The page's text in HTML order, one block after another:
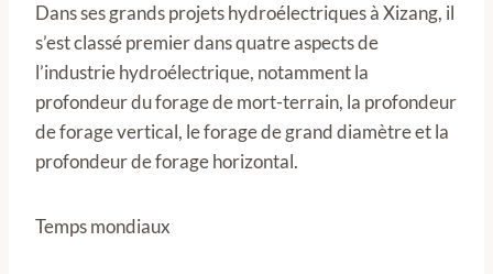
Dans ses grands projets hydroélectriques à Xizang, il
s’est classé premier dans quatre aspects de
l’industrie hydroélectrique, notamment la
profondeur du forage de mort-terrain, la profondeur
de forage vertical, le forage de grand diamètre et la
profondeur de forage horizontal.
Temps mondiaux